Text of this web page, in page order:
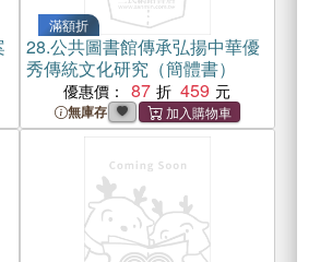
滿額折
28.公共圖書館傳承弘揚中華優
秀傳統文化研究（簡體書）
優惠價： 87 459
無庫存